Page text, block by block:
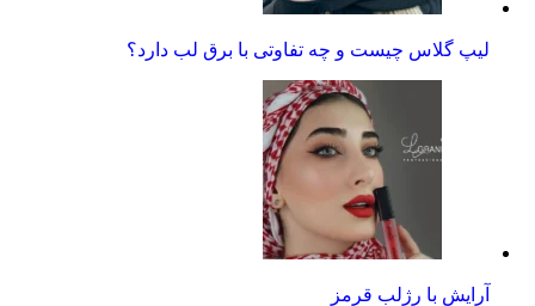
لیپ گلاس چیست و چه تفاوتی با برق لب دارد؟
آرایش با رژلب قرمز